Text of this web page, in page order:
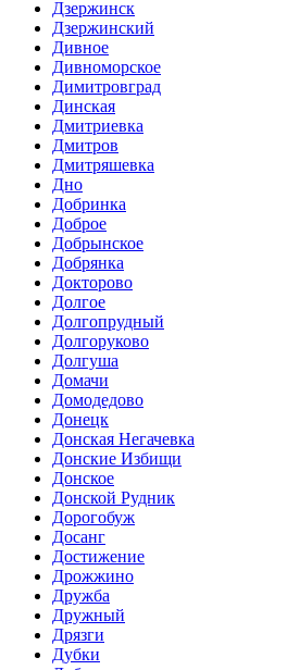
Дзержинск
Дзержинский
Дивное
Дивноморское
Димитровград
Динская
Дмитриевка
Дмитров
Дмитряшевка
Дно
Добринка
Доброе
Добрынское
Добрянка
Докторово
Долгое
Долгопрудный
Долгоруково
Долгуша
Домачи
Домодедово
Донецк
Донская Негачевка
Донские Избищи
Донское
Донской Рудник
Дорогобуж
Досанг
Достижение
Дрожжино
Дружба
Дружный
Дрязги
Дубки